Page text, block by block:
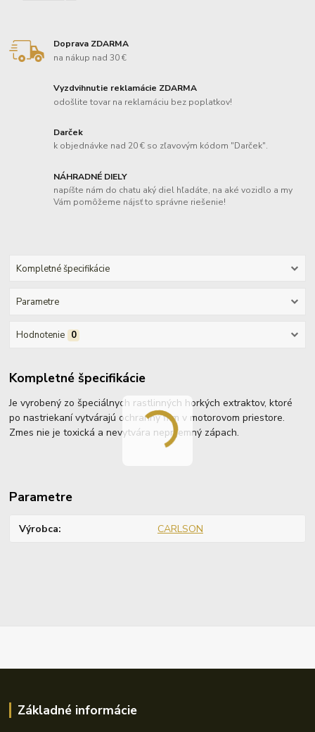
Doprava ZDARMA
na nákup nad 30 €
Vyzdvihnutie reklamácie ZDARMA
odošlite tovar na reklamáciu bez poplatkov!
Darček
k objednávke nad 20 € so zľavovým kódom "Darček".
NÁHRADNÉ DIELY
napíšte nám do chatu aký diel hľadáte, na aké vozidlo a my
Vám pomôžeme nájsť to správne riešenie!
Kompletné špecifikácie
Parametre
Hodnotenie 0
Kompletné špecifikácie
Je vyrobený zo špeciálnych rastlinných horkých extraktov, ktoré
po nastriekaní vytvárajú ochranný film v motorovom priestore.
Zmes nie je toxická a nevytvára nepríjemný zápach.
Parametre
Výrobca CARLSON
Základné informácie